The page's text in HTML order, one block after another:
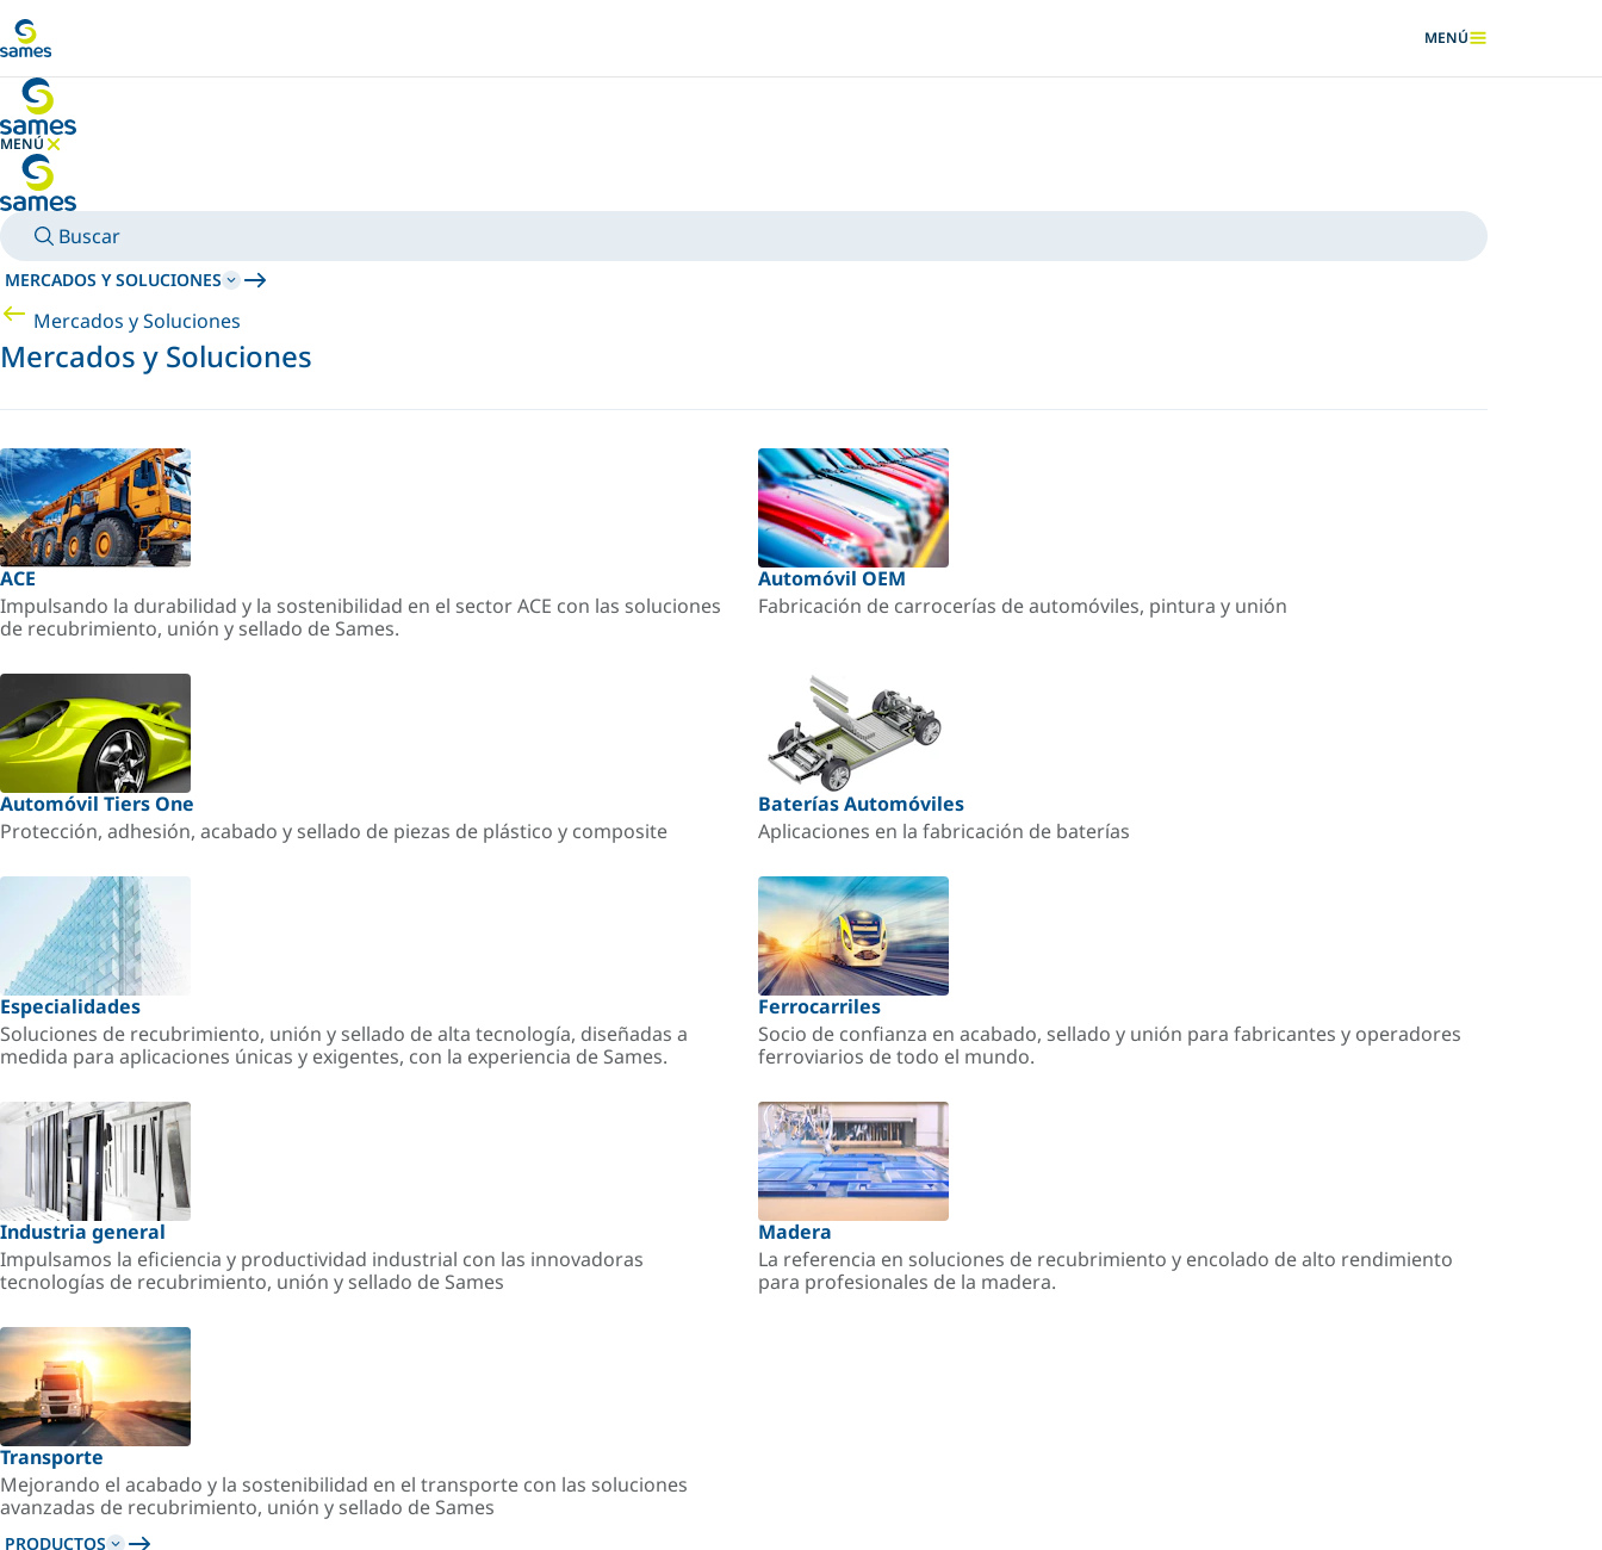
MOSTRAR
MENÚ
MENÚ
OCULTAR MENÚ
Buscar
MERCADOS Y SOLUCIONES
Mercados y Soluciones
Mercados y Soluciones
ACE
Impulsando la durabilidad y la sostenibilidad en el sector ACE con las soluciones
de recubrimiento, unión y sellado de Sames.
Automóvil OEM
Fabricación de carrocerías de automóviles, pintura y unión
Automóvil Tiers One
Protección, adhesión, acabado y sellado de piezas de plástico y composite
Baterías Automóviles
Aplicaciones en la fabricación de baterías
Especialidades
Soluciones de recubrimiento, unión y sellado de alta tecnología, diseñadas a
medida para aplicaciones únicas y exigentes, con la experiencia de Sames.
Ferrocarriles
Socio de confianza en acabado, sellado y unión para fabricantes y operadores
ferroviarios de todo el mundo.
Industria general
Impulsamos la eficiencia y productividad industrial con las innovadoras
tecnologías de recubrimiento, unión y sellado de Sames
Madera
La referencia en soluciones de recubrimiento y encolado de alto rendimiento
para profesionales de la madera.
Transporte
Mejorando el acabado y la sostenibilidad en el transporte con las soluciones
avanzadas de recubrimiento, unión y sellado de Sames
PRODUCTOS